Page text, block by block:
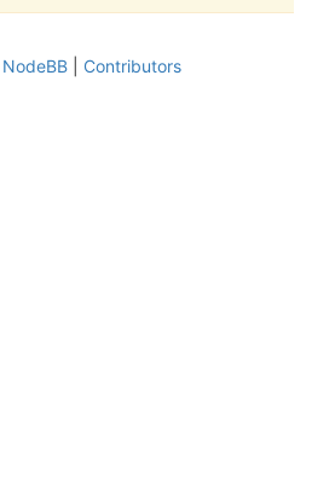
NodeBB| Contributors